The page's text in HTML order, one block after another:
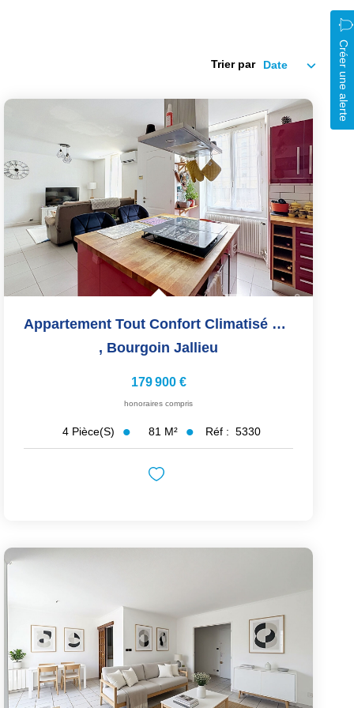
Créer une alerte
Trier par
Appartement Tout Confort Climatisé En Centre Ville
, Bourgoin Jallieu
179 900 €
honoraires compris
4 Pièce(s) 81 M² Réf : 5330